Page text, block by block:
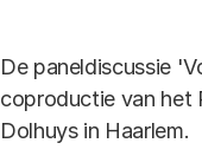
De paneldiscussie
coproductie van het
Dolhuys in Haarlem.